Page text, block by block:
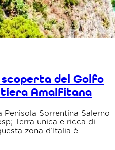
del Golfo
Amalfitana
Sorrentina Salerno
Terra unica e ricca di
zona d’Italia è